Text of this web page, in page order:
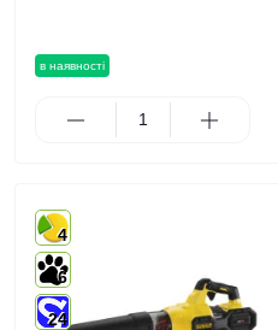
в наявності
4
6
24